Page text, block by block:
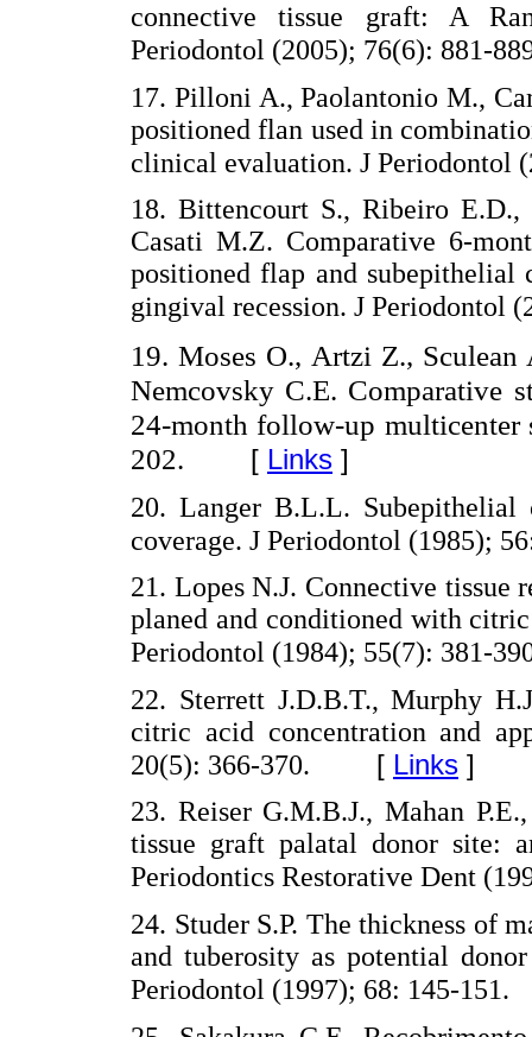
connective tissue graft: A
Periodontol (2005); 76(6): 881-
17. Pilloni A., Paolantonio M.,
positioned flan used in
clinical evaluation. J Periodontol
18. Bittencourt S., Ribeiro
Casati M.Z. Comparative 6-
positioned flap and
gingival recession. J Periodontol
19. Moses O., Artzi Z.,
Nemcovsky C.E. Comparative
24-month follow-up
202. [ Links ]
20. Langer B.L.L.
coverage. J Periodontol (1985);
21. Lopes N.J. Connective tissue
planed and conditioned with
Periodontol (1984); 55(7): 381-
22. Sterrett J.D.B.T., Murphy
citric acid concentration and
20(5): 366-370. [ Links ]
23. Reiser G.M.B.J., Mahan
tissue graft palatal donor site:
Periodontics Restorative Dent
24. Studer S.P. The thickness of
and tuberosity as potential
Periodontol (1997); 68: 145-151.